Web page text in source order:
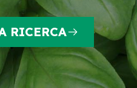
RICERCA